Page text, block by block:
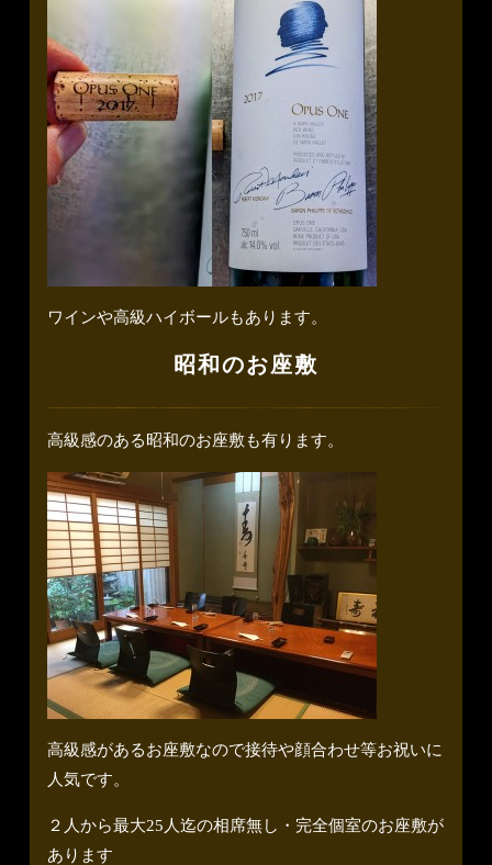
ワインや高級ハイボールもあります。
昭和のお座敷
高級感のある昭和のお座敷も有ります。
高級感があるお座敷なので接待や顔合わせ等お祝いに
人気です。
２人から最大25人迄の相席無し・完全個室のお座敷が
あります